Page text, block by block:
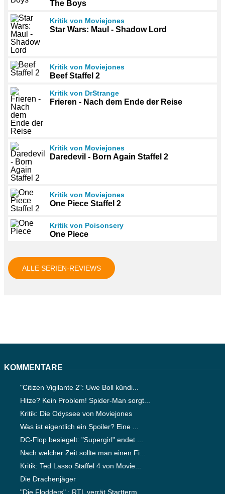
The Boys
Kritik von Moviejones
Star Wars: Maul - Shadow Lord
Kritik von Moviejones
Beef Staffel 2
Kritik von DrStrange
Frieren - Nach dem Ende der Reise
Kritik von Moviejones
Daredevil - Born Again Staffel 2
Kritik von Moviejones
One Piece Staffel 2
Kritik von Poisonsery
One Piece
ALLE SERIEN-REVIEWS
KOMMENTARE
"Citizen Vigilante 2": Uwe Boll kündi...
Hitze? Kein Problem! Spider-Man sorgt...
Kritik: Die Odyssee von Moviejones
Was ist eigentlich ein Spoiler? Eine ...
DC-Flop besiegelt: "Supergirl" endet ...
Nach welcher Zeit sollte man einen Fi...
Kritik: Ted Lasso Staffel 4 von Movie...
Die Drachenjäger
"Die Flodders" : RTL verrät Startterm...